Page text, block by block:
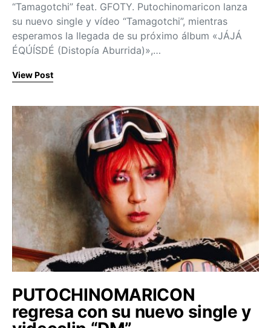
“Tamagotchi” feat. GFOTY. Putochinomaricon lanza
su nuevo single y vídeo “Tamagotchi”, mientras
esperamos la llegada de su próximo álbum «JÁJÁ
ÉQÚÍSDÉ (Distopía Aburrida)»,…
View Post
PUTOCHINOMARICON
regresa con su nuevo single y